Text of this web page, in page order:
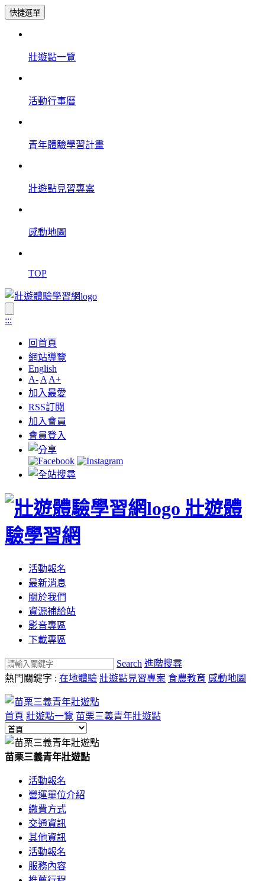
快捷選單
壯遊點一覽
活動行事曆
青年體驗學習計畫
壯遊點見習專案
感動地圖
TOP
:::
回首頁
網站導覽
English
A- A A+
加入最愛
RSS訂閱
加入會員
會員登入
壯遊體
驗學習網
活動報名
最新消息
關於我們
資源補給站
影音專區
下載專區
Search 進階搜尋
熱門關鍵字 : 在地體驗 壯遊點見習專案 食農教育 感動地圖
首頁 壯遊點一覽 苗栗三義青年壯遊點
苗栗三義青年壯遊點
活動報名
營運單位介紹
繳費方式
交通資訊
其他資訊
活動報名
服務內容